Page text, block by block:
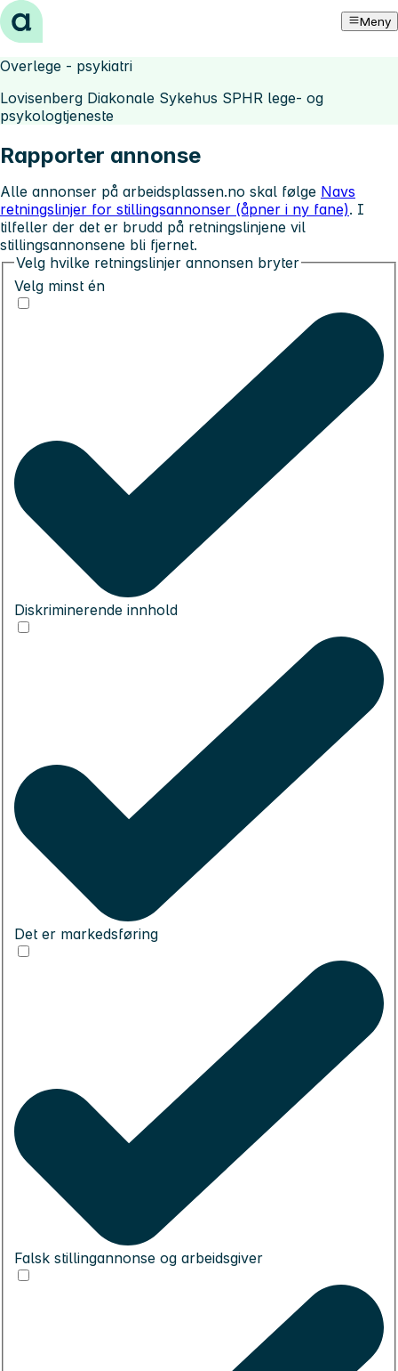
Hopp til innhold Meny
Overlege - psykiatri
Lovisenberg Diakonale Sykehus SPHR lege- og
psykologtjeneste
Rapporter annonse
Alle annonser på arbeidsplassen.no skal følge Navs
retningslinjer for stillingsannonser (åpner i ny fane). I
tilfeller der det er brudd på retningslinjene vil
stillingsannonsene bli fjernet.
Velg hvilke retningslinjer annonsen bryter
Velg minst én
Diskriminerende innhold
Det er markedsføring
Falsk stillingannonse og arbeidsgiver